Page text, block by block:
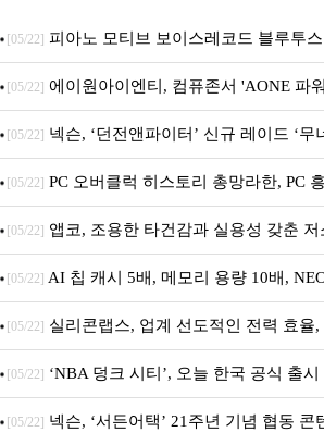
[05/22] 피아노 모티브 보이스레코드 블루투
출시
[05/22] 에이원아이엔티, 컴퓨존서 'AONE 파
음.ZIP' 이벤트 진행
[05/22] 넥슨, ‘던전앤파이터’ 신규 레이드 ‘무
데이트!
[05/22] PC 오버클럭 히스토리 총망라한, PC
특집(1-4편)
[05/22] 앱코, 조용한 타건감과 실용성 갖춘
우스 세트 'KM580' 출시
[05/22] AI 칩 캐시 5배, 메모리 용량 10배,
표
[05/22] 실리콘랩스, 업계 선도적인 전력 효율
춘 초저전력 블루투스 LE SoC ‘BG2B’ 공개
[05/22] ‘NBA 덩크 시티’, 오늘 한국 공식 출시
[05/22] 넥슨, ‘서든어택’ 21주년 기념 협동 콘